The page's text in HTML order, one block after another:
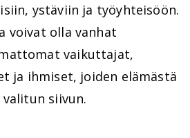
ystäviin ja työyhteisöön.
voivat olla vanhat
vaikuttajat,
ja ihmiset, joiden elämästä
siivun.